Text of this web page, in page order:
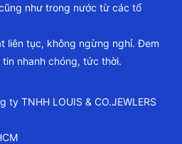
như trong nước từ các tổ
liên tục, không ngừng nghỉ. Đem
nhanh chóng, tức thời.
ty TNHH LOUIS & CO.JEWLERS